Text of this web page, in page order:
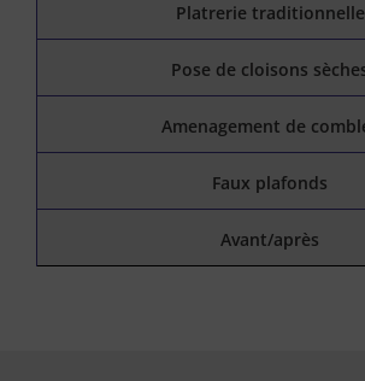
Platrerie traditionnelle
Pose de cloisons
Amenagement de
Faux plafonds
Avant/après